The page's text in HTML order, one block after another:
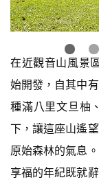
在近觀音山風景
始開發，自其中
種滿八里文旦柚
下，讓這座山遙
原始森林的氣息
享福的年紀既就